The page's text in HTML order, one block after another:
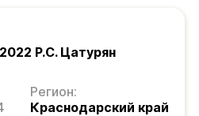
Р.С. Цатурян
Регион:
Краснодарский край